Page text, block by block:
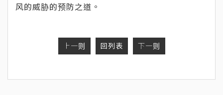
风的威胁的预防之道。
上一则 回列表 下一则